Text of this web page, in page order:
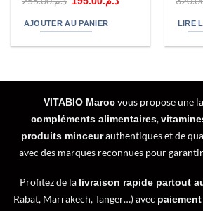
initial
était :
AJOUTER AU PANIER LIRE
VITABIO Marocvous propose une
compléments alimentaires,
produits minceurauthentiques et de
avec des marques reconnues pour
Profitez de la livraison rapide partout
Rabat, Marrakech, Tanger…) avec